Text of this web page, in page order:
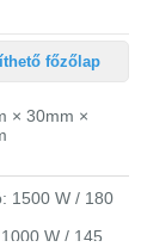
főzőlap
× 30mm ×
1500 W / 180
W / 145